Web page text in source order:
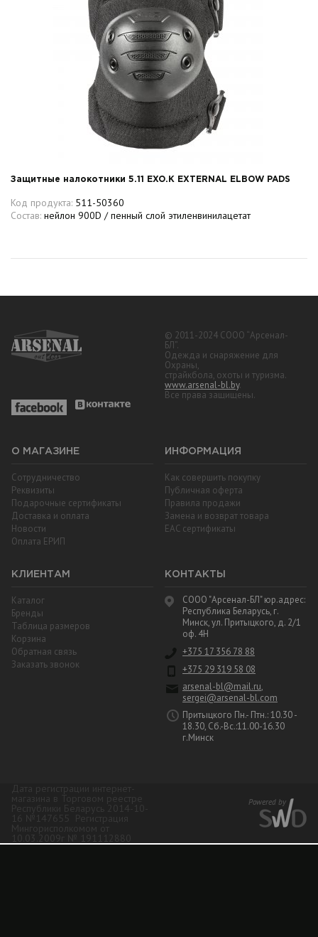
Защитные налокотники 5.11 EXO.K EXTERNAL ELBOW PADS
Код продукта: 511-50360
Состав: нейлон 900D / пенный слой этиленвинилацетат
© 2011-2024 СООО “Арсенал-
БЛ”.
Одежда и снаряжение для
Охраны,
страйкбола, охоты и туризма.
www.arsenal-bl.by.
Все права защищены.
О МАГАЗИНЕ
Сотрудничество
Реквизиты
Подарочные сертификаты
Доставка и оплата
Новости
Оплата ЕРИП
ИНФОРМАЦИЯ
Как совершить покупку
Публичная оферта
Правила продажи
Замена и возврат товара
EAC cертификаты
КЛИЕНТАМ
Каталог
Бренды
Таблица размеров
Корзина
Обратная связь
Заказать звонок
КОНТАКТЫ
СООО "Арсенал-БЛ" юр.адрес:
Республика Беларусь, г.
Минск, ул. Притыцкого, д. 2/1
оф. 4Н
+375 17 356 78 88
+375 29 319 58 08
arsenal-bl@mail.ru,
sergei@arsenal-bl.com
Притыцкого Пн.- Птн.: 10.30 -
18.30, Сб.-Вс.:11.00-16.30
г.Минск
Республики Беларусь 2014-10-
16 №147655 Регистрация
10.03.2009г № 191112880